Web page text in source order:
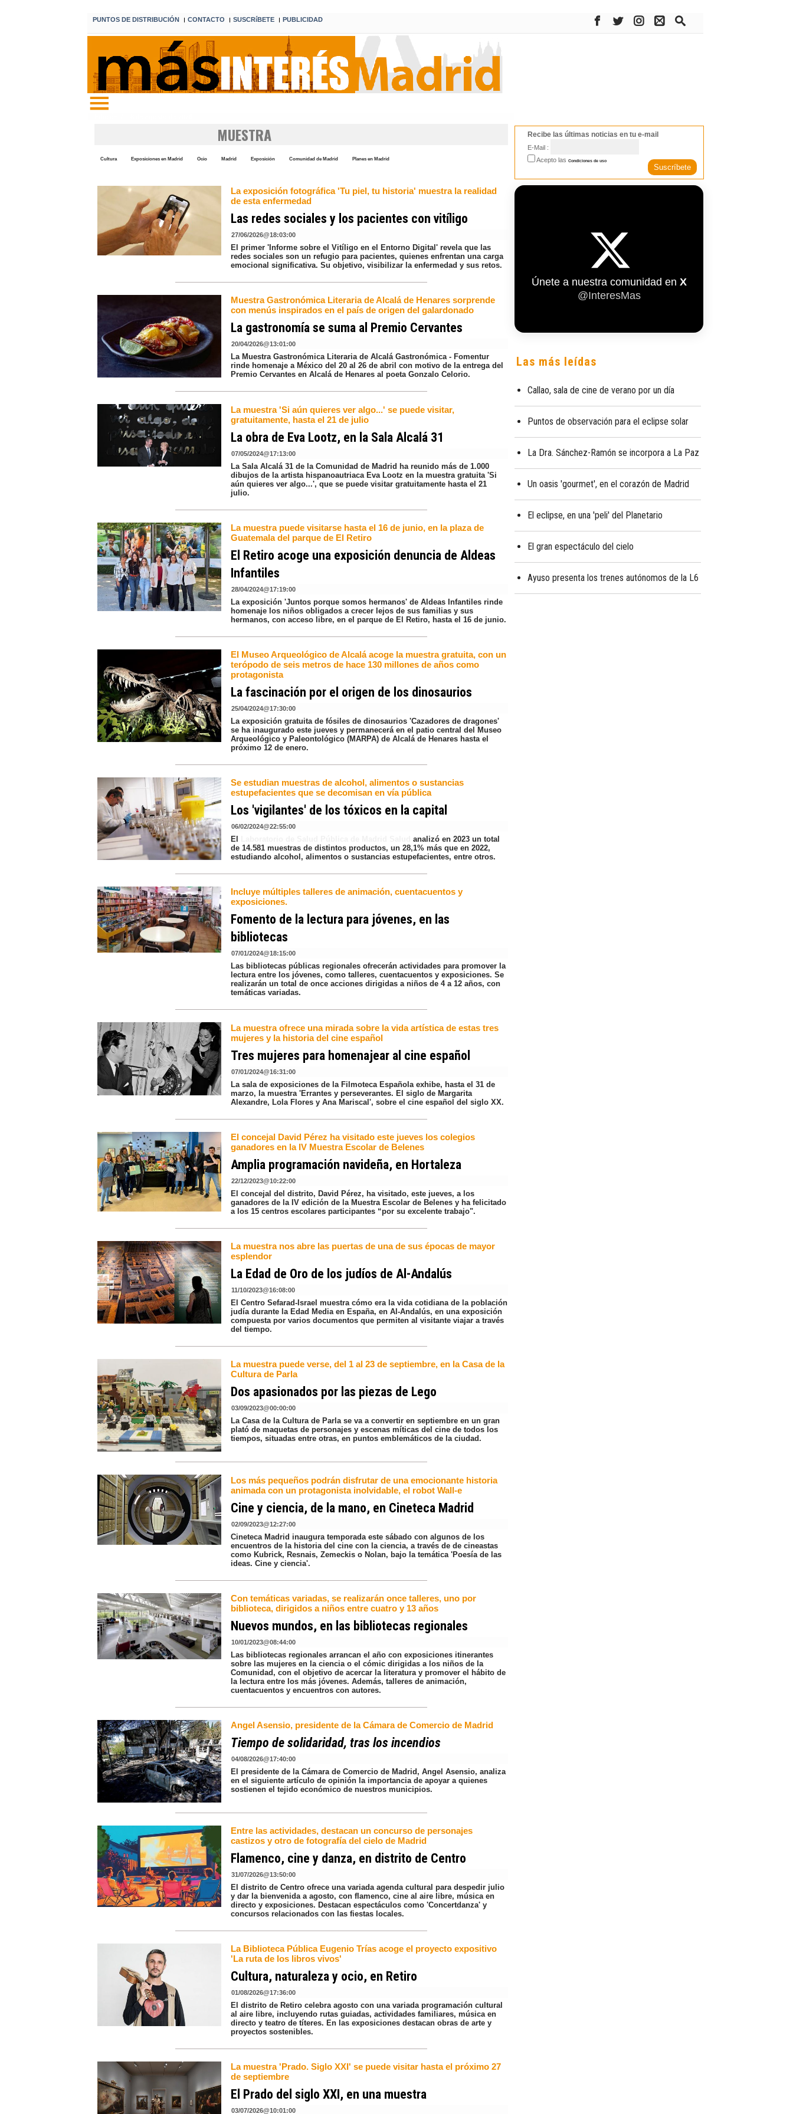
PUNTOS DE DISTRIBUCIÓN I CONTACTO I SUSCRíBETE I PUBLICIDAD
MUESTRA
Cultura Exposiciones en Madrid Ocio Madrid Exposición Comunidad de Madrid Planes en Madrid
La exposición fotográfica 'Tu piel, tu historia' muestra la realidad
de esta enfermedad
Las redes sociales y los pacientes con vitíligo
27/06/2026@18:03:00
El primer 'Informe sobre el Vitíligo en el Entorno Digital' revela que las
redes sociales son un refugio para pacientes, quienes enfrentan una carga
emocional significativa. Su objetivo, visibilizar la enfermedad y sus retos.
Muestra Gastronómica Literaria de Alcalá de Henares sorprende
con menús inspirados en el país de origen del galardonado
La gastronomía se suma al Premio Cervantes
20/04/2026@13:01:00
La Muestra Gastronómica Literaria de Alcalá Gastronómica - Fomentur
rinde homenaje a México del 20 al 26 de abril con motivo de la entrega del
Premio Cervantes en Alcalá de Henares al poeta Gonzalo Celorio.
La muestra 'Si aún quieres ver algo...' se puede visitar,
gratuitamente, hasta el 21 de julio
La obra de Eva Lootz, en la Sala Alcalá 31
07/05/2024@17:13:00
La Sala Alcalá 31 de la Comunidad de Madrid ha reunido más de 1.000
dibujos de la artista hispanoautriaca Eva Lootz en la muestra gratuita 'Si
aún quieres ver algo...', que se puede visitar gratuitamente hasta el 21
julio.
La muestra puede visitarse hasta el 16 de junio, en la plaza de
Guatemala del parque de El Retiro
El Retiro acoge una exposición denuncia de Aldeas
Infantiles
28/04/2024@17:19:00
La exposición 'Juntos porque somos hermanos' de Aldeas Infantiles rinde
homenaje los niños obligados a crecer lejos de sus familias y sus
hermanos, con acceso libre, en el parque de El Retiro, hasta el 16 de junio.
El Museo Arqueológico de Alcalá acoge la muestra gratuita, con un
terópodo de seis metros de hace 130 millones de años como
protagonista
La fascinación por el origen de los dinosaurios
25/04/2024@17:30:00
La exposición gratuita de fósiles de dinosaurios 'Cazadores de dragones'
se ha inaugurado este jueves y permanecerá en el patio central del Museo
Arqueológico y Paleontológico (MARPA) de Alcalá de Henares hasta el
próximo 12 de enero.
Se estudian muestras de alcohol, alimentos o sustancias
estupefacientes que se decomisan en vía pública
Los 'vigilantes' de los tóxicos en la capital
06/02/2024@22:55:00
El Laboratorio de Salud Pública de Madrid Saludanalizó en 2023 un total
de 14.581 muestras de distintos productos, un 28,1% más que en 2022,
estudiando alcohol, alimentos o sustancias estupefacientes, entre otros.
Incluye múltiples talleres de animación, cuentacuentos y
exposiciones.
Fomento de la lectura para jóvenes, en las
bibliotecas
07/01/2024@18:15:00
Las bibliotecas públicas regionales ofrecerán actividades para promover la
lectura entre los jóvenes, como talleres, cuentacuentos y exposiciones. Se
realizarán un total de once acciones dirigidas a niños de 4 a 12 años, con
temáticas variadas.
La muestra ofrece una mirada sobre la vida artística de estas tres
mujeres y la historia del cine español
Tres mujeres para homenajear al cine español
07/01/2024@16:31:00
La sala de exposiciones de la Filmoteca Española exhibe, hasta el 31 de
marzo, la muestra 'Errantes y perseverantes. El siglo de Margarita
Alexandre, Lola Flores y Ana Mariscal', sobre el cine español del siglo XX.
El concejal David Pérez ha visitado este jueves los colegios
ganadores en la IV Muestra Escolar de Belenes
Amplia programación navideña, en Hortaleza
22/12/2023@10:22:00
El concejal del distrito, David Pérez, ha visitado, este jueves, a los
ganadores de la IV edición de la Muestra Escolar de Belenes y ha felicitado
a los 15 centros escolares participantes “por su excelente trabajo".
La muestra nos abre las puertas de una de sus épocas de mayor
esplendor
La Edad de Oro de los judíos de Al-Andalús
11/10/2023@16:08:00
El Centro Sefarad-Israel muestra cómo era la vida cotidiana de la población
judía durante la Edad Media en España, en Al-Andalús, en una exposición
compuesta por varios documentos que permiten al visitante viajar a través
del tiempo.
La muestra puede verse, del 1 al 23 de septiembre, en la Casa de la
Cultura de Parla
Dos apasionados por las piezas de Lego
03/09/2023@00:00:00
La Casa de la Cultura de Parla se va a convertir en septiembre en un gran
plató de maquetas de personajes y escenas míticas del cine de todos los
tiempos, situadas entre otras, en puntos emblemáticos de la ciudad.
Los más pequeños podrán disfrutar de una emocionante historia
animada con un protagonista inolvidable, el robot Wall-e
Cine y ciencia, de la mano, en Cineteca Madrid
02/09/2023@12:27:00
Cineteca Madrid inaugura temporada este sábado con algunos de los
encuentros de la historia del cine con la ciencia, a través de de cineastas
como Kubrick, Resnais, Zemeckis o Nolan, bajo la temática 'Poesía de las
ideas. Cine y ciencia'.
Con temáticas variadas, se realizarán once talleres, uno por
biblioteca, dirigidos a niños entre cuatro y 13 años
Nuevos mundos, en las bibliotecas regionales
10/01/2023@08:44:00
Las bibliotecas regionales arrancan el año con exposiciones itinerantes
sobre las mujeres en la ciencia o el cómic dirigidas a los niños de la
Comunidad, con el objetivo de acercar la literatura y promover el hábito de
la lectura entre los más jóvenes. Además, talleres de animación,
cuentacuentos y encuentros con autores.
Angel Asensio, presidente de la Cámara de Comercio de Madrid
Tiempo de solidaridad, tras los incendios
04/08/2026@17:40:00
El presidente de la Cámara de Comercio de Madrid, Angel Asensio, analiza
en el siguiente artículo de opinión la importancia de apoyar a quienes
sostienen el tejido económico de nuestros municipios.
Entre las actividades, destacan un concurso de personajes
castizos y otro de fotografía del cielo de Madrid
Flamenco, cine y danza, en distrito de Centro
31/07/2026@13:50:00
El distrito de Centro ofrece una variada agenda cultural para despedir julio
y dar la bienvenida a agosto, con flamenco, cine al aire libre, música en
directo y exposiciones. Destacan espectáculos como 'Concertdanza' y
concursos relacionados con las fiestas locales.
La Biblioteca Pública Eugenio Trías acoge el proyecto expositivo
'La ruta de los libros vivos'
Cultura, naturaleza y ocio, en Retiro
01/08/2026@17:36:00
El distrito de Retiro celebra agosto con una variada programación cultural
al aire libre, incluyendo rutas guiadas, actividades familiares, música en
directo y teatro de títeres. En las exposiciones destacan obras de arte y
proyectos sostenibles.
La muestra 'Prado. Siglo XXI' se puede visitar hasta el próximo 27
de septiembre
El Prado del siglo XXI, en una muestra
03/07/2026@10:01:00
Recibe las últimas noticias en tu e-mail
E-Mail :
Acepto las Condiciones de uso
Únete a nuestra comunidad en X
@InteresMas
Las más leídas
Callao, sala de cine de verano por un día
Puntos de observación para el eclipse solar
La Dra. Sánchez-Ramón se incorpora a La Paz
Un oasis 'gourmet', en el corazón de Madrid
El eclipse, en una 'peli' del Planetario
El gran espectáculo del cielo
Ayuso presenta los trenes autónomos de la L6